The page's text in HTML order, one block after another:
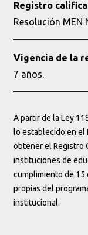
Registro
Resolución MEN
Vigencia de la
7 años.
A partir de la Ley
lo establecido en el
obtener el Registro
instituciones de
cumplimiento de 15
propias del
institucional.